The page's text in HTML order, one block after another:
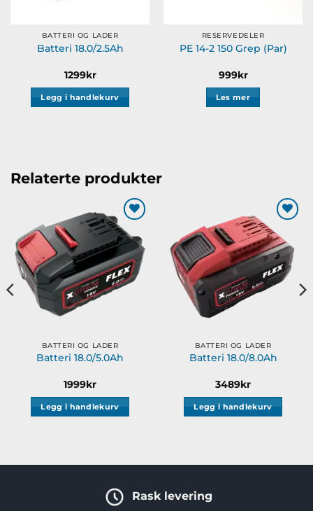
BATTERI OG LADER
Batteri 18.0/2.5Ah
1299kr
Legg i handlekurv
RESERVEDELER
PE 14-2 150 Grep (Par)
999kr
Les mer
Relaterte produkter
Legg til
ønskeliste
BATTERI OG LADER
Batteri 18.0/5.0Ah
1999kr
Legg i handlekurv
Legg til
ønskeliste
BATTERI OG LADER
Batteri 18.0/8.0Ah
3489kr
Legg i handlekurv
Rask levering